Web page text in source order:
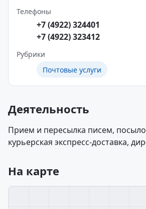
Телефоны
+7 (4922) 324401
+7 (4922) 323412
Рубрики
Почтовые услуги
Деятельность
Прием и пересылка писем,
курьерская экспресс-доставка,
На карте